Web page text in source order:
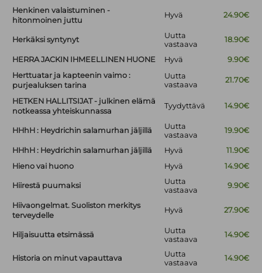
Henkinen valaistuminen -
hitonmoinen juttu
Hyvä 24.90€
Herkäksi syntynyt
Uutta
vastaava
18.90€
HERRA JACKIN IHMEELLINEN HUONE Hyvä
9.90€
Herttuatar ja kapteenin vaimo :
purjealuksen tarina
Uutta
vastaava
21.70€
HETKEN HALLITSIJAT - julkinen elämä
notkeassa yhteiskunnassa
Tyydyttävä 14.90€
HHhH : Heydrichin salamurhan jäljillä
Uutta
vastaava
19.90€
HHhH : Heydrichin salamurhan jäljillä Hyvä
11.90€
Hieno vai huono
Hyvä 14.90€
Hiirestä puumaksi
Uutta
vastaava
9.90€
Hiivaongelmat. Suoliston merkitys
terveydelle
Hyvä 27.90€
Hiljaisuutta etsimässä
Uutta
vastaava
14.90€
Historia on minut vapauttava
Uutta
vastaava
14.90€